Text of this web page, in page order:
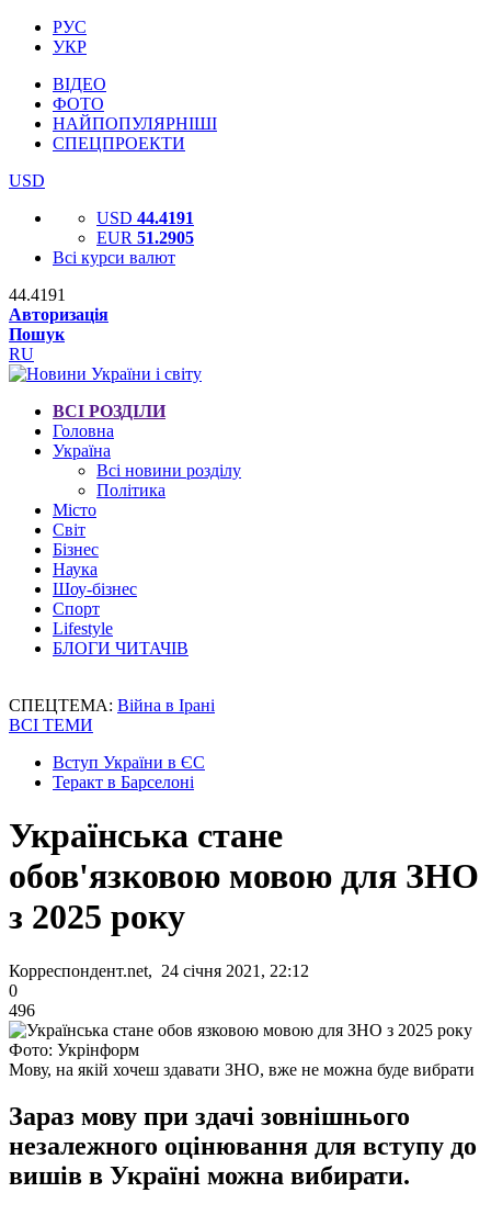
РУС
УКР
ВІДЕО
ФОТО
НАЙПОПУЛЯРНІШІ
СПЕЦПРОЕКТИ
USD
USD 44.4191
EUR 51.2905
Всі курси валют
44.4191
Авторизація
Пошук
RU
ВСІ РОЗДІЛИ
Головна
Україна
Всі новини розділу
Політика
Місто
Світ
Бізнес
Наука
Шоу-бізнес
Спорт
Lifestyle
БЛОГИ ЧИТАЧІВ
СПЕЦТЕМА: Війна в Ірані
ВСІ ТЕМИ
Вступ України в ЄС
Теракт в Барселоні
Українська стане
обов'язковою мовою для ЗНО
з 2025 року
Корреспондент.net, 24 січня 2021, 22:12
0
496
Фото: Укрінформ
Мову, на якій хочеш здавати ЗНО, вже не можна буде вибрати
Зараз мову при здачі зовнішнього
незалежного оцінювання для вступу до
вишів в Україні можна вибирати.